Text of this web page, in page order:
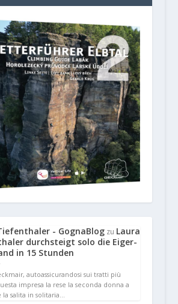
- GognaBlogzu Laura
durchsteigt solo die Eiger-
in 15 Stunden
autoassicurandosi sui tratti più
impresa la rese la seconda donna a
salita in solitaria…